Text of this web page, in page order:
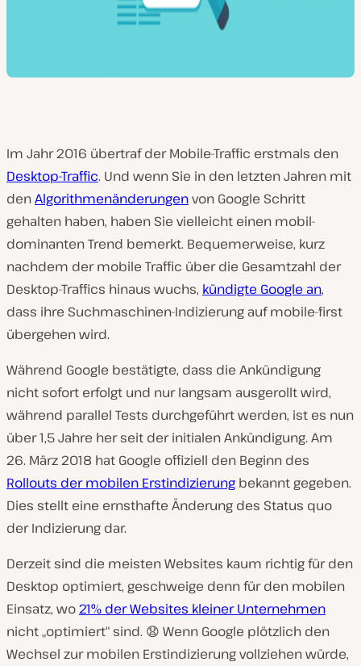
Im Jahr 2016 übertraf der Mobile-Traffic erstmals den
Desktop-Traffic. Und wenn Sie in den letzten Jahren mit
denAlgorithmenänderungenvon Google Schritt
gehalten haben, haben Sie vielleicht einen mobil-
dominanten Trend bemerkt. Bequemerweise, kurz
nachdem der mobile Traffic über die Gesamtzahl der
Desktop-Traffics hinaus wuchs, kündigte Google an,
dass ihre Suchmaschinen-Indizierung auf mobile-first
übergehen wird.
Während Google bestätigte, dass die Ankündigung
nicht sofort erfolgt und nur langsam ausgerollt wird,
während parallel Tests durchgeführt werden, ist es nun
über 1,5 Jahre her seit der initialen Ankündigung. Am
26. März 2018 hat Google offiziell den Beginn des
Rollouts der mobilen Erstindizierung bekannt gegeben.
Dies stellt eine ernsthafte Änderung des Status quo
der Indizierung dar.
Derzeit sind die meisten Websites kaum richtig für den
Desktop optimiert, geschweige denn für den mobilen
Einsatz, wo21% der Websites kleiner Unternehmen
nicht „optimiert“ sind. 😧 Wenn Google plötzlich den
Wechsel zur mobilen Erstindizierung vollziehen würde,